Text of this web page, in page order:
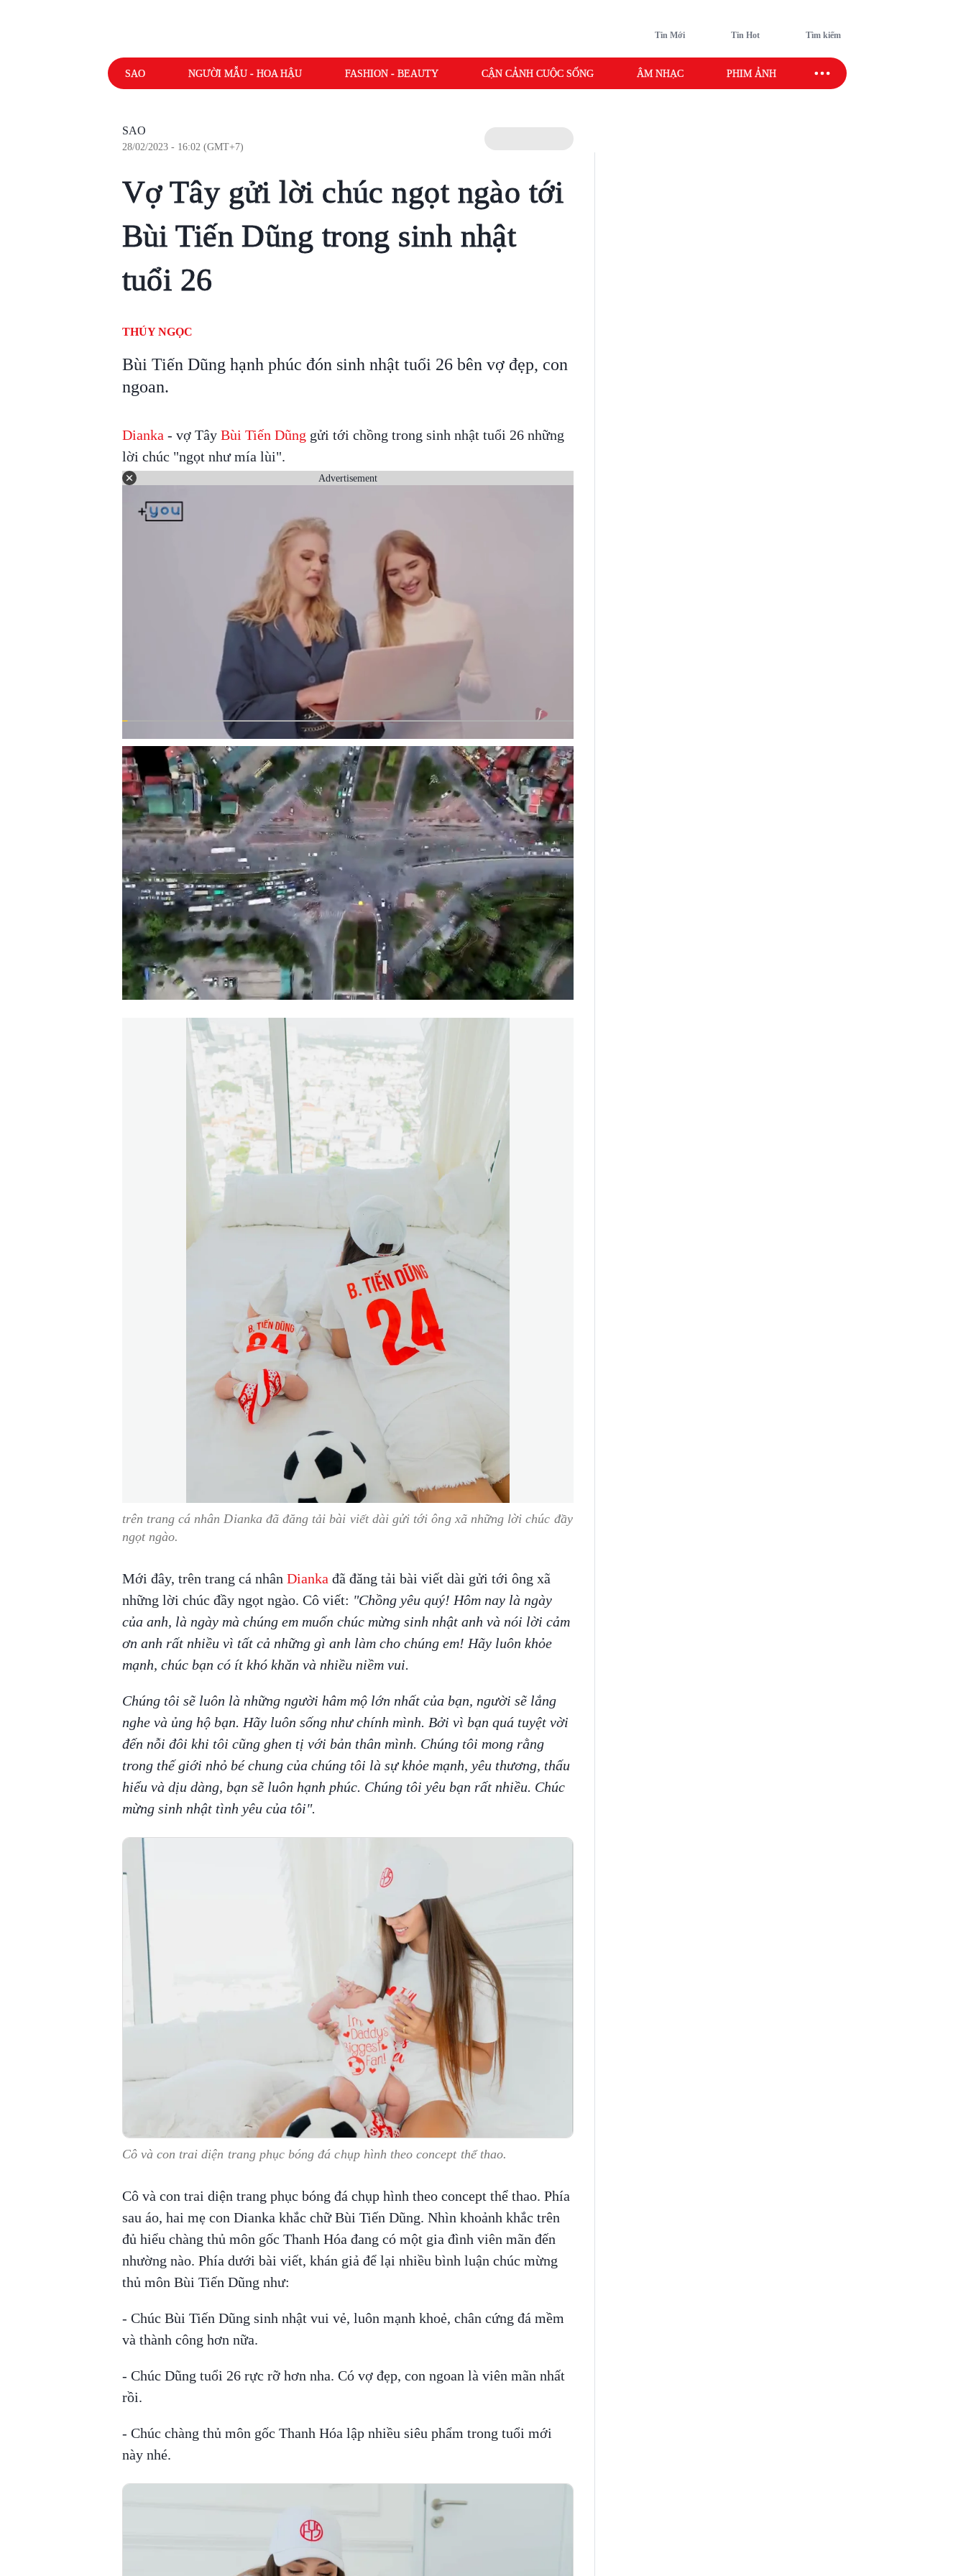
Tin Mới Tin Hot Tìm kiếm
SAO NGƯỜI MẪU - HOA HẬU FASHION - BEAUTY CẬN CẢNH CUỘC SỐNG ÂM NHẠC PHIM ẢNH SAO SPORT
SAO
28/02/2023 - 16:02 (GMT+7)
Vợ Tây gửi lời chúc ngọt ngào tới
Bùi Tiến Dũng trong sinh nhật
tuổi 26
THÚY NGỌC
Bùi Tiến Dũng hạnh phúc đón sinh nhật tuổi 26 bên vợ đẹp, con
ngoan.
Dianka - vợ Tây Bùi Tiến Dũng gửi tới chồng trong sinh nhật tuổi 26 những
lời chúc "ngọt như mía lùi".
Advertisement
trên trang cá nhân Dianka đã đăng tải bài viết dài gửi tới ông xã những lời chúc đầy
ngọt ngào.
Mới đây, trên trang cá nhân Dianka đã đăng tải bài viết dài gửi tới ông xã
những lời chúc đầy ngọt ngào. Cô viết: "Chồng yêu quý! Hôm nay là ngày
của anh, là ngày mà chúng em muốn chúc mừng sinh nhật anh và nói lời cảm
ơn anh rất nhiều vì tất cả những gì anh làm cho chúng em! Hãy luôn khỏe
mạnh, chúc bạn có ít khó khăn và nhiều niềm vui.
Chúng tôi sẽ luôn là những người hâm mộ lớn nhất của bạn, người sẽ lắng
nghe và ủng hộ bạn. Hãy luôn sống như chính mình. Bởi vì bạn quá tuyệt vời
đến nỗi đôi khi tôi cũng ghen tị với bản thân mình. Chúng tôi mong rằng
trong thế giới nhỏ bé chung của chúng tôi là sự khỏe mạnh, yêu thương, thấu
hiểu và dịu dàng, bạn sẽ luôn hạnh phúc. Chúng tôi yêu bạn rất nhiều. Chúc
mừng sinh nhật tình yêu của tôi".
Cô và con trai diện trang phục bóng đá chụp hình theo concept thể thao.
Cô và con trai diện trang phục bóng đá chụp hình theo concept thể thao. Phía
sau áo, hai mẹ con Dianka khắc chữ Bùi Tiến Dũng. Nhìn khoảnh khắc trên
đủ hiểu chàng thủ môn gốc Thanh Hóa đang có một gia đình viên mãn đến
nhường nào. Phía dưới bài viết, khán giả để lại nhiều bình luận chúc mừng
thủ môn Bùi Tiến Dũng như:
- Chúc Bùi Tiến Dũng sinh nhật vui vẻ, luôn mạnh khoẻ, chân cứng đá mềm
và thành công hơn nữa.
- Chúc Dũng tuổi 26 rực rỡ hơn nha. Có vợ đẹp, con ngoan là viên mãn nhất
rồi.
- Chúc chàng thủ môn gốc Thanh Hóa lập nhiều siêu phẩm trong tuổi mới
này nhé.